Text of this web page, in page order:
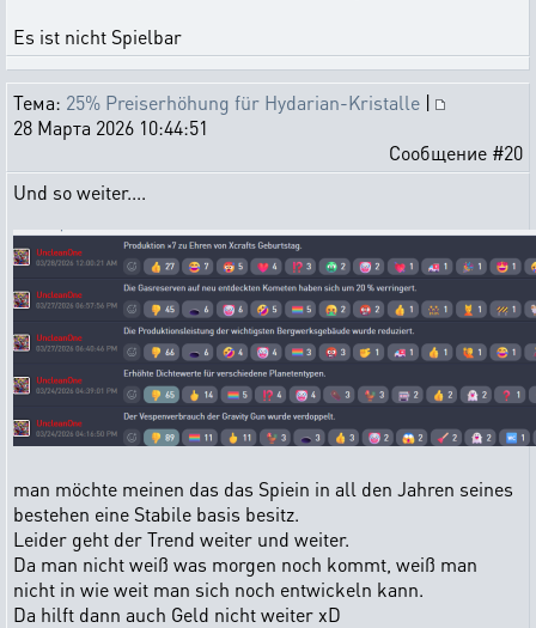
Es ist nicht Spielbar
Тема: 25% Preiserhöhung für Hydarian-Kristalle |
28 Марта 2026 10:44:51
Сообщение #20
Und so weiter....
man möchte meinen das das Spiein in all den Jahren seines
bestehen eine Stabile basis besitz.
Leider geht der Trend weiter und weiter.
Da man nicht weiß was morgen noch kommt, weiß man
nicht in wie weit man sich noch entwickeln kann.
Da hilft dann auch Geld nicht weiter xD